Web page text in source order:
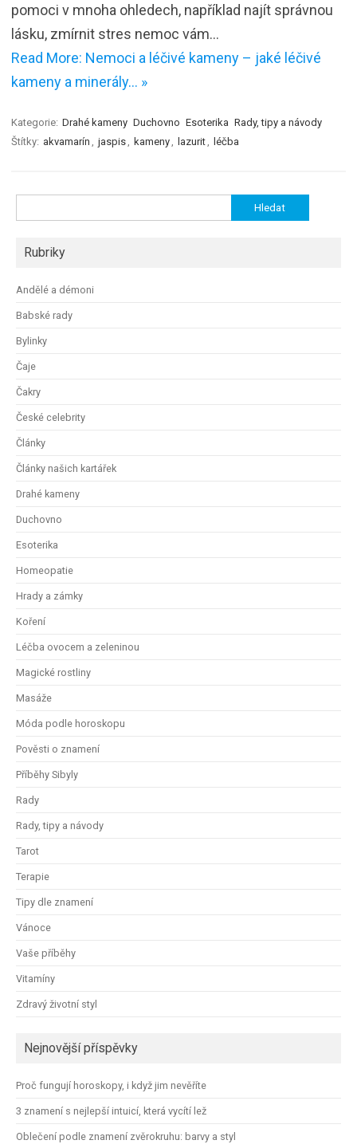
pomoci v mnoha ohledech, například najít správnou
lásku, zmírnit stres nemoc vám…
Read More: Nemoci a léčivé kameny – jaké léčivé
kameny a minerály… »
Kategorie: Drahé kameny Duchovno Esoterika Rady, tipy a návody
Štítky: akvamarín jaspis kameny lazurit léčba
Rubriky
Andělé a démoni
Babské rady
Bylinky
Čaje
Čakry
České celebrity
Články
Články našich kartářek
Drahé kameny
Duchovno
Esoterika
Homeopatie
Hrady a zámky
Koření
Léčba ovocem a zeleninou
Magické rostliny
Masáže
Móda podle horoskopu
Pověsti o znamení
Příběhy Sibyly
Rady
Rady, tipy a návody
Tarot
Terapie
Tipy dle znamení
Vánoce
Vaše příběhy
Vitamíny
Zdravý životní styl
Nejnovější příspěvky
Proč fungují horoskopy, i když jim nevěříte
3 znamení s nejlepší intuicí, která vycítí lež
Oblečení podle znamení zvěrokruhu: barvy a styl